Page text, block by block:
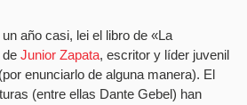
año casi, lei el libro de «La
Junior Zapata, escritor y lí­der juvenil
enunciarlo de alguna manera). El
(entre ellas Dante Gebel) han